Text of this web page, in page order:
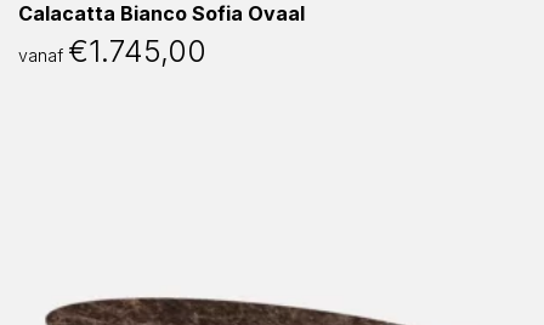
Calacatta Bianco Sofia Ovaal
vanaf €1.745,00